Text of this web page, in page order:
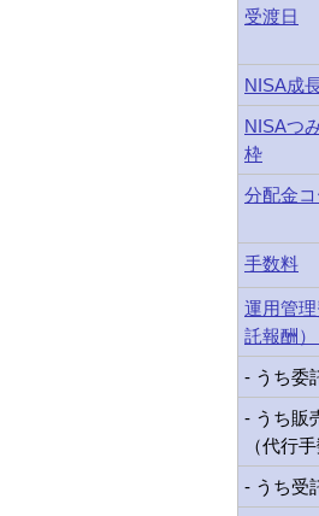
受渡日
NISA成
NISAつ
枠
分配金コ
手数料
運用管
託報酬）
- うち委
- うち販
（代行
- うち受